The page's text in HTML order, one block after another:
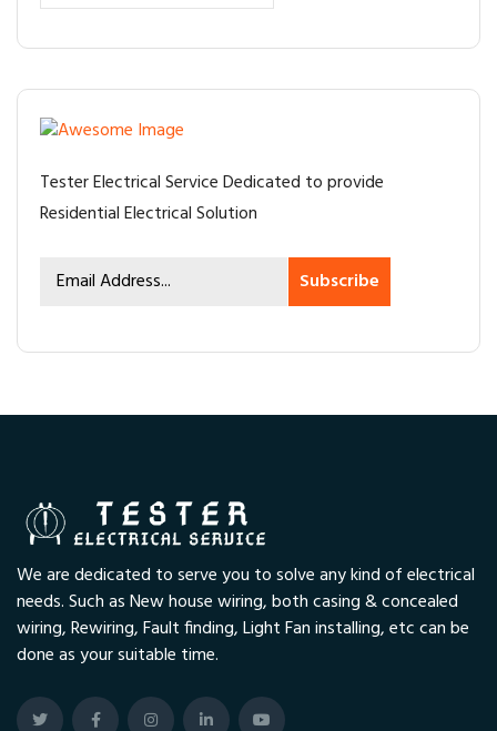
Tester Electrical Service Dedicated to provide
Residential Electrical Solution
Subscribe
We are dedicated to serve you to solve any kind of electrical
needs. Such as New house wiring, both casing & concealed
wiring, Rewiring, Fault finding, Light Fan installing, etc can be
done as your suitable time.